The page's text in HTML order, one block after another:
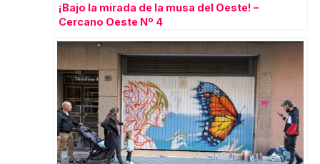
¡Bajo la mirada de la musa del Oeste! –
Cercano Oeste Nº 4